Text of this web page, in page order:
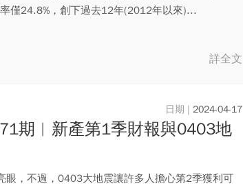
僅24.8%，創下過去12年(2012年以來)...
詳全文
2024-04-17
期︱新產第1季財報與0403地
眼，不過，0403大地震讓許多人擔心第2季獲利可